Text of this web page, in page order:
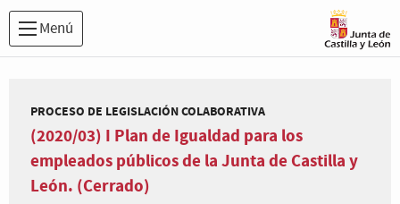
Menú
PROCESO DE LEGISLACIÓN COLABORATIVA
(2020/03) I Plan de Igualdad para los
empleados públicos de la Junta de Castilla y
León. (Cerrado)